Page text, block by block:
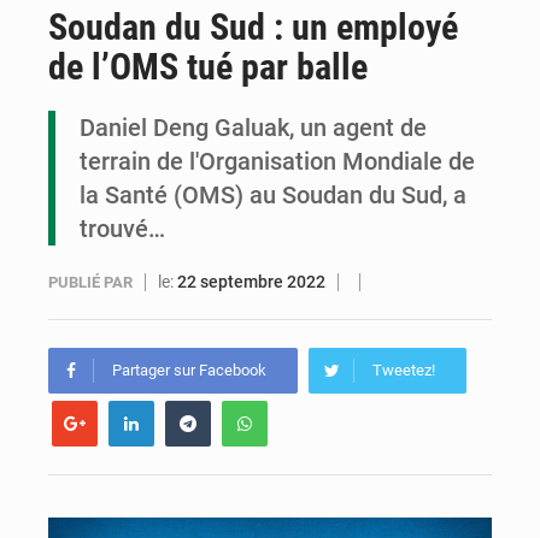
Le Congo se dote d’un programme national pour valoriser les produits forestiers non ligneux
Soudan du Sud : un employé
de l’OMS tué par balle
Daniel Deng Galuak, un agent de
terrain de l'Organisation Mondiale de
la Santé (OMS) au Soudan du Sud, a
trouvé…
PUBLIÉ PAR le:22 septembre 2022
Partager sur Facebook Tweetez!